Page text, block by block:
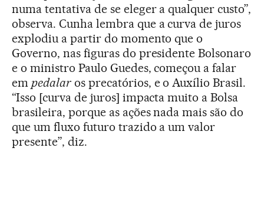
numa tentativa de se eleger a qualquer custo”,
observa. Cunha lembra que a curva de juros
explodiu a partir do momento que o
Governo, nas figuras do presidente Bolsonaro
e o ministro Paulo Guedes, começou a falar
em pedalaros precatórios, e o Auxílio Brasil.
“Isso [curva de juros] impacta muito a Bolsa
brasileira, porque as ações nada mais são do
que um fluxo futuro trazido a um valor
presente”, diz.